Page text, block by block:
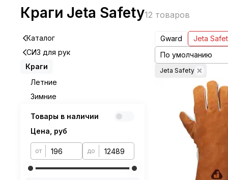
Краги Jeta Safety
Gward Jeta
Jeta Safety
Каталог
СИЗ для рук
Краги
Летние
Зимние
Товары в наличии
Цена, руб
от до